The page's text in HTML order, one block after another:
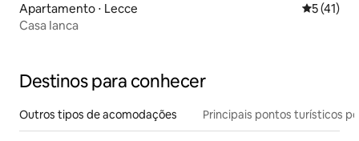
Apartamento ⋅ Lecce 5 de uma
5 (41)
Casa Ianca
Destinos para conhecer
Outros tipos de acomodações Principais pontos turísticos